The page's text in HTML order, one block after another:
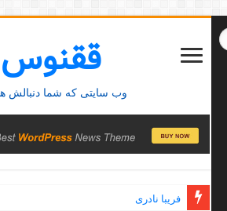
ققنوس
وب سایتی که شما دنبالش
فریبا نادری